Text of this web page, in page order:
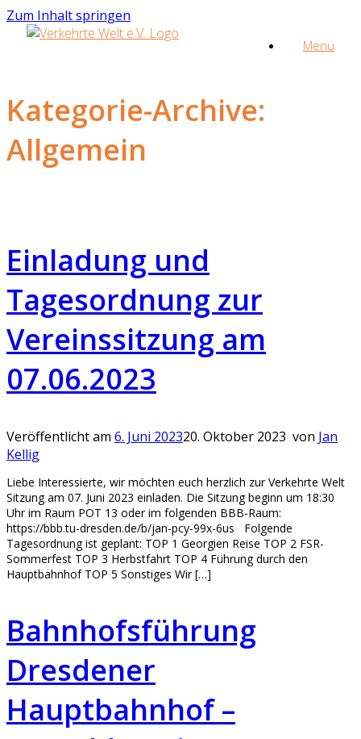
Zum Inhalt springen
Menü
Kategorie-Archive:
Allgemein
Einladung und
Tagesordnung zur
Vereinssitzung am
07.06.2023
Veröffentlicht am 6. Juni 202320. Oktober 2023 von Jan
Kellig
Liebe Interessierte, wir möchten euch herzlich zur Verkehrte Welt
Sitzung am 07. Juni 2023 einladen. Die Sitzung beginn um 18:30
Uhr im Raum POT 13 oder im folgenden BBB-Raum:
https://bbb.tu-dresden.de/b/jan-pcy-99x-6us Folgende
Tagesordnung ist geplant: TOP 1 Georgien Reise TOP 2 FSR-
Sommerfest TOP 3 Herbstfahrt TOP 4 Führung durch den
Hauptbahnhof TOP 5 Sonstiges Wir […]
Bahnhofsführung
Dresdener
Hauptbahnhof –